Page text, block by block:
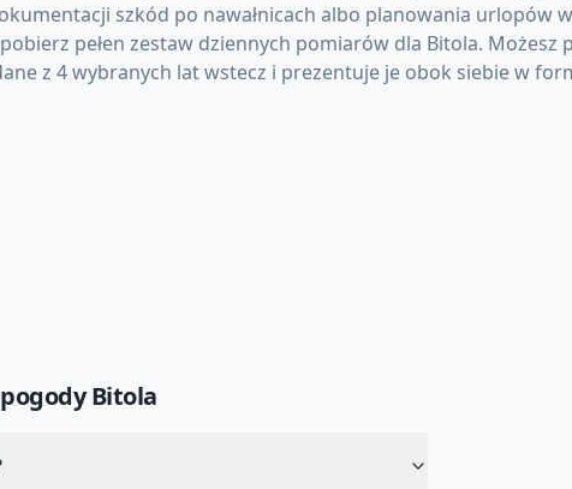
szkód po nawałnicach albo planowania urlopów
pełen zestaw dziennych pomiarów dla Bitola.
z 4 wybranych lat wstecz i prezentuje je obok siebie w
Bitola